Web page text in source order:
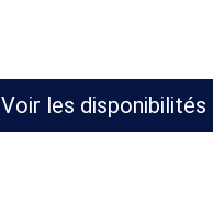
Voir les disponibilités